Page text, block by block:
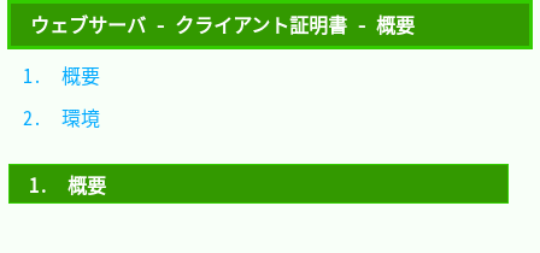
ウェブサーバ - クライアント証明書 - 概要
1.　概要